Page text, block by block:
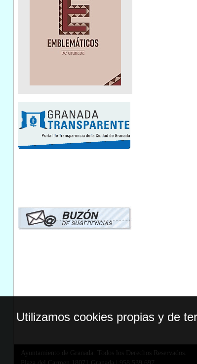
Ayuntamiento de Granada. Todos los Derechos Reservados.
Utilizamos cookies propias y de